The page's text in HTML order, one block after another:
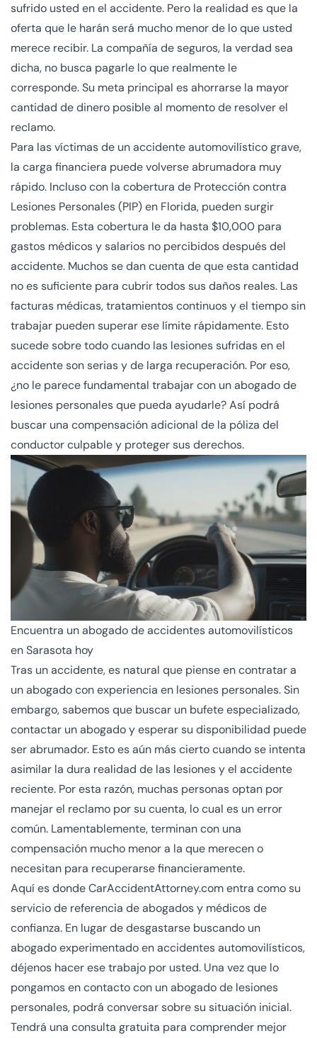
sufrido usted en el accidente. Pero la realidad es que la
oferta que le harán será mucho menor de lo que usted
merece recibir. La compañía de seguros, la verdad sea
dicha, no busca pagarle lo que realmente le
corresponde. Su meta principal es ahorrarse la mayor
cantidad de dinero posible al momento de resolver el
reclamo.
Para las víctimas de un accidente automovilístico grave,
la carga financiera puede volverse abrumadora muy
rápido. Incluso con la cobertura de Protección contra
Lesiones Personales (PIP) en Florida, pueden surgir
problemas. Esta cobertura le da hasta $10,000 para
gastos médicos y salarios no percibidos después del
accidente. Muchos se dan cuenta de que esta cantidad
no es suficiente para cubrir todos sus daños reales. Las
facturas médicas, tratamientos continuos y el tiempo sin
trabajar pueden superar ese límite rápidamente. Esto
sucede sobre todo cuando las lesiones sufridas en el
accidente son serias y de larga recuperación. Por eso,
¿no le parece fundamental trabajar con un abogado de
lesiones personales que pueda ayudarle? Así podrá
buscar una compensación adicional de la póliza del
conductor culpable y proteger sus derechos.
Encuentra un abogado de accidentes automovilísticos
en Sarasota hoy
Tras un accidente, es natural que piense en contratar a
un abogado con experiencia en lesiones personales. Sin
embargo, sabemos que buscar un bufete especializado,
contactar un abogado y esperar su disponibilidad puede
ser abrumador. Esto es aún más cierto cuando se intenta
asimilar la dura realidad de las lesiones y el accidente
reciente. Por esta razón, muchas personas optan por
manejar el reclamo por su cuenta, lo cual es un error
común. Lamentablemente, terminan con una
compensación mucho menor a la que merecen o
necesitan para recuperarse financieramente.
Aquí es donde CarAccidentAttorney.com entra como su
servicio de referencia de abogados y médicos de
confianza. En lugar de desgastarse buscando un
abogado experimentado en accidentes automovilísticos,
déjenos hacer ese trabajo por usted. Una vez que lo
pongamos en contacto con un abogado de lesiones
personales, podrá conversar sobre su situación inicial.
Tendrá una consulta gratuita para comprender mejor